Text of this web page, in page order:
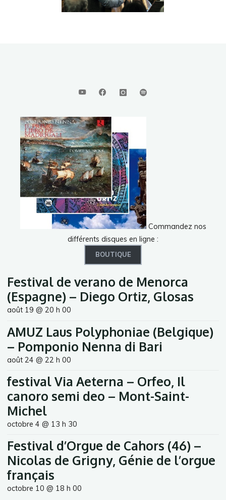
Commandez nos
différents disques en ligne :
BOUTIQUE
Festival de verano de Menorca
(Espagne) – Diego Ortiz, Glosas
août 19 @ 20 h 00
AMUZ Laus Polyphoniae (Belgique)
– Pomponio Nenna di Bari
août 24 @ 22 h 00
festival Via Aeterna – Orfeo, Il
canoro semi deo – Mont-Saint-
Michel
octobre 4 @ 13 h 30
Festival d’Orgue de Cahors (46) –
Nicolas de Grigny, Génie de l’orgue
français
octobre 10 @ 18 h 00